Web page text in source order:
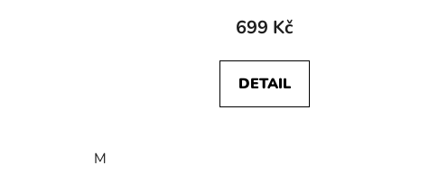
699 Kč
DETAIL
M